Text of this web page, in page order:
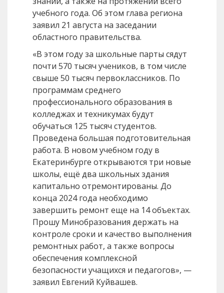
учебного года. Об этом глава региона
заявил 21 августа на заседании
областного правительства.
«В этом году за школьные парты сядут
почти 570 тысяч учеников, в том числе
свыше 50 тысяч первоклассников. По
программам среднего
профессионального образования в
колледжах и техникумах будут
обучаться 125 тысяч студентов.
Проведена большая подготовительная
работа. В новом учебном году в
Екатеринбурге открываются три новые
школы, ещё два школьных здания
капитально отремонтированы. До
конца 2024 года необходимо
завершить ремонт еще на 14 объектах.
Прошу Минобразования держать на
контроле сроки и качество выполнения
ремонтных работ, а также вопросы
обеспечения комплексной
безопасности учащихся и педагогов», —
заявил Евгений Куйвашев.